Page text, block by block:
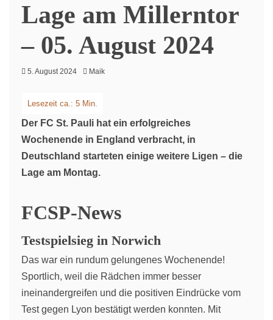
Lage am Millerntor
– 05. August 2024
5. August 2024 Maik
Der FC St. Pauli hat ein erfolgreiches
Wochenende in England verbracht, in
Deutschland starteten einige weitere Ligen – die
Lage am Montag.
FCSP-News
Testspielsieg in Norwich
Das war ein rundum gelungenes Wochenende!
Sportlich, weil die Rädchen immer besser
ineinandergreifen und die positiven Eindrücke vom
Test gegen Lyon bestätigt werden konnten. Mit